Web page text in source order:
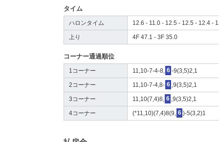
タイム
ハロンタイム 12.6 - 11.0 - 12.5 - 12.5 - 12.4 -
上り 4F 47.1 - 3F 35.0
コーナー通過順位
1コーナー 11,10-7-4-8, 6 -9(3,5)2,1
2コーナー 11,10-7-4,8- 6 ,9(3,5)2,1
3コーナー 11,10(7,4)8, 6 ,9(3,5)2,1
4コーナー (*11,10)(7,4)8(9, 6 )-5(3,2)1